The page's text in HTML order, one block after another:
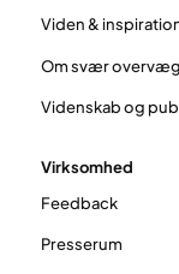
Viden &
Om svær
Videnskab og
Virksomhed
Feedback
Presserum